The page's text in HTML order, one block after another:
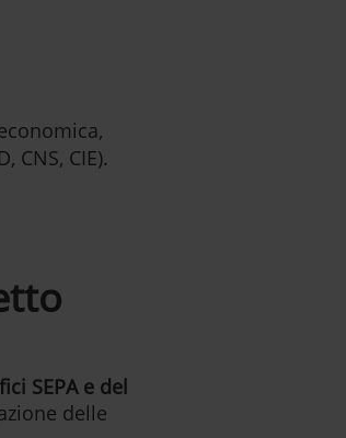
CNS, CIE).
SEPA e del
delle